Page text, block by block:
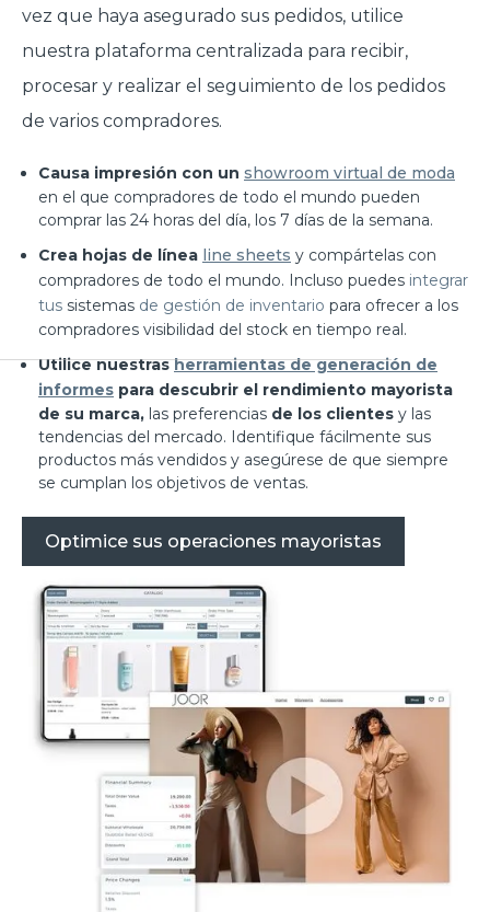
vez que haya asegurado sus pedidos, utilice
nuestra plataforma centralizada para recibir,
procesar y realizar el seguimiento de los pedidos
de varios compradores.
Causa impresión con un showroom virtual de moda
en el que compradores de todo el mundo pueden
comprar las 24 horas del día, los 7 días de la semana.
Crea hojas de línea line sheets y compártelas con
compradores de todo el mundo. Incluso puedes integrar
tus sistemas de gestión de inventario para ofrecer a los
compradores visibilidad del stock en tiempo real.
Utilice nuestrasherramientas de generación de
informes para descubrir el rendimiento mayorista
de su marca, las preferencias de los clientes y las
tendencias del mercado. Identifique fácilmente sus
productos más vendidos y asegúrese de que siempre
se cumplan los objetivos de ventas.
Optimice sus operaciones mayoristas